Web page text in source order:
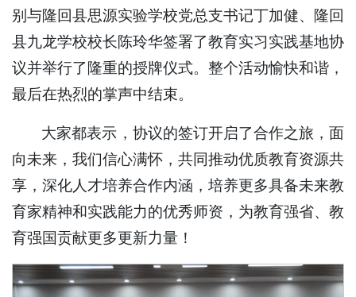
别与隆回县思源实验学校党总支书记丁加健、隆回
县九龙学校校长陈玲华签署了教育实习实践基地协
议并举行了隆重的授牌仪式。整个活动愉快和谐，
最后在热烈的掌声中结束。
大家都表示，协议的签订开启了合作之旅，面
向未来，我们信心满怀，共同推动优质教育资源共
享，深化人才培养合作内涵，培养更多具备未来教
育家精神和实践能力的优秀师资，为教育强省、教
育强国贡献更多更新力量！